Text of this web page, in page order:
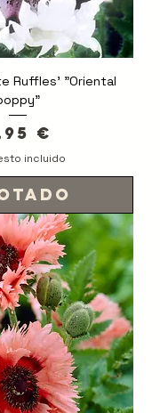
Ruffles' "Oriental
€
incluido